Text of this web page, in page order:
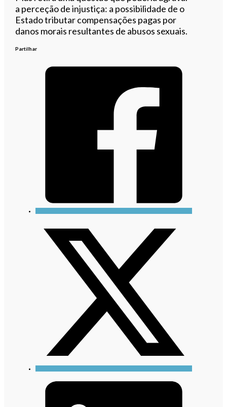
a perceção de injustiça: a possibilidade de o
Estado tributar compensações pagas por
danos morais resultantes de abusos sexuais.
Partilhar